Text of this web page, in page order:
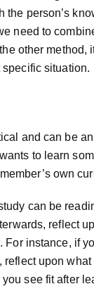
the person’s
need to
other method,
situation.
and can be
to learn
own
can be
reflect
For instance, if
reflect upon
see fit after